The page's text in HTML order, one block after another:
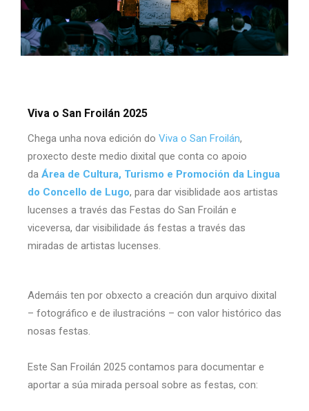
Viva o San Froilán 2025
Chega unha nova edición do Viva o San Froilán,
proxecto deste medio dixital que conta co apoio
da Área de Cultura, Turismo e Promoción da Lingua
do Concello de Lugo, para dar visiblidade aos artistas
lucenses a través das Festas do San Froilán e
viceversa, dar visibilidade ás festas a través das
miradas de artistas lucenses.
Ademáis ten por obxecto a creación dun arquivo dixital
– fotográfico e de ilustracións – con valor histórico das
nosas festas.
Este San Froilán 2025 contamos para documentar e
aportar a súa mirada persoal sobre as festas, con: